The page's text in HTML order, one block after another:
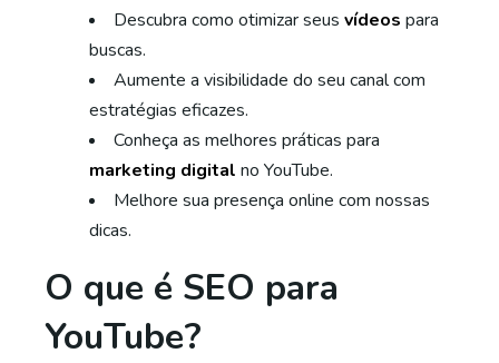
Descubra como otimizar seus vídeos para
buscas.
Aumente a visibilidade do seu canal com
estratégias eficazes.
Conheça as melhores práticas para
marketing digital no YouTube.
Melhore sua presença online com nossas
dicas.
O que é SEO para
YouTube?